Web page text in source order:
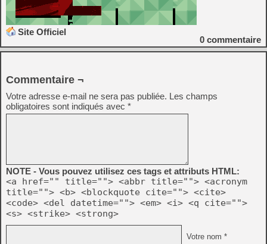
Site Officiel
0 commentaire
Commentaire ¬
Votre adresse e-mail ne sera pas publiée. Les champs
obligatoires sont indiqués avec *
NOTE - Vous pouvez utilisez ces tags et attributs HTML:
<a href="" title=""> <abbr title=""> <acronym
title=""> <b> <blockquote cite=""> <cite>
<code> <del datetime=""> <em> <i> <q cite="">
<s> <strike> <strong>
Votre nom *